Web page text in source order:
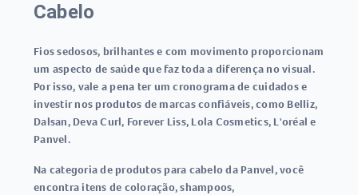
Cabelo
Fios sedosos, brilhantes e com movimento proporcionam
um aspecto de saúde que faz toda a diferença no visual.
Por isso, vale a pena ter um cronograma de cuidados e
investir nos produtos de marcas confiáveis, como Belliz,
Dalsan, Deva Curl, Forever Liss, Lola Cosmetics, L'oréal e
Panvel.
Na categoria de produtos para cabelo da Panvel, você
encontra itens de coloração, shampoos,